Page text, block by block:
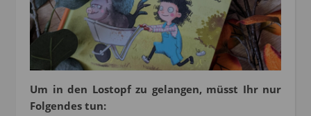
Um in den Lostopf zu gelangen, müsst Ihr nur
Folgendes tun: